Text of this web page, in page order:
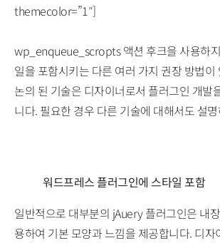
themecolor=”1″]
wp_enqueue_scropts 액션 후크을 사용하
일을 포함시키는 다른 여러 가지 권장 방법이
논의 된 기술은 디자이너로서 플러그인 개발
니다. 필요한 경우 다른 기술에 대해서도 설
워드프레스 플러그인에 스타일 포함
일반적으로 대부분의 jAuery 플러그인은 내
용하여 기본 모양과 느낌을 제공합니다. 디